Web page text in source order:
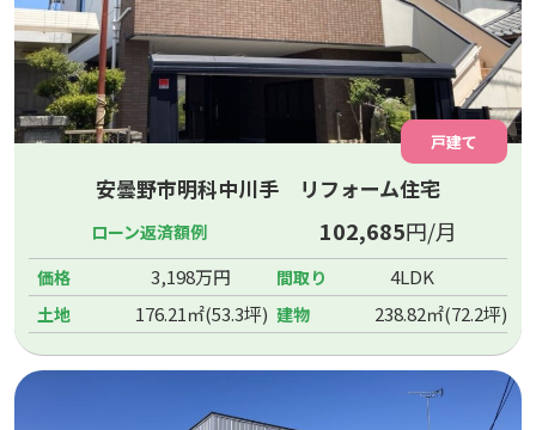
戸建て
安曇野市明科中川手 リフォーム住宅
ローン返済額例 102,685円/月
価格 3,198万円 間取り 4LDK
土地 176.21㎡(53.3坪) 建物 238.82㎡(72.2坪)